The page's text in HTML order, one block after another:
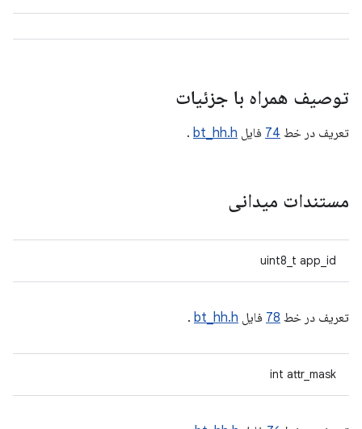
توصیف همراه با جزئیات
تعریف در خط 74 فایل bt_hh.h
.
مستندات میدانی
uint8_t app_id
تعریف در خط 78 فایل bt_hh.h
.
int attr_mask